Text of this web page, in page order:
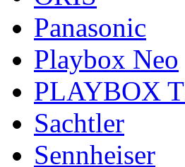
Panasonic
Playbox Neo
PLAYBOX
Sachtler
Sennheiser